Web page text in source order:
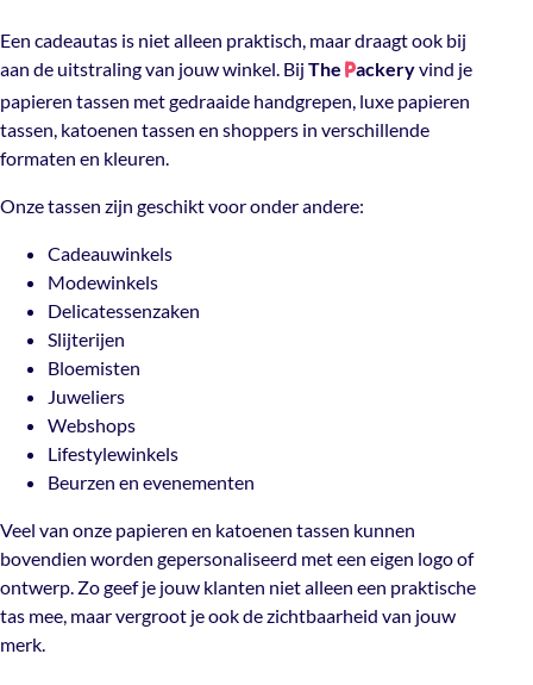
Een cadeautas is niet alleen praktisch, maar draagt ook bij
aan de uitstraling van jouw winkel. Bij The Packeryvind je
papieren tassen met gedraaide handgrepen, luxe papieren
tassen, katoenen tassen en shoppers in verschillende
formaten en kleuren.
Onze tassen zijn geschikt voor onder andere:
Cadeauwinkels
Modewinkels
Delicatessenzaken
Slijterijen
Bloemisten
Juweliers
Webshops
Lifestylewinkels
Beurzen en evenementen
Veel van onze papieren en katoenen tassen kunnen
bovendien worden gepersonaliseerd met een eigen logo of
ontwerp. Zo geef je jouw klanten niet alleen een praktische
tas mee, maar vergroot je ook de zichtbaarheid van jouw
merk.